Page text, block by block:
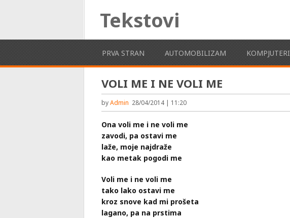
Tekstovi
PRVA STRAN AUTOMOBILIZAM KOMPJUTERI
VOLI ME I NE VOLI ME
byAdmin 28/04/2014 | 11:20
Ona voli me i ne voli me
zavodi, pa ostavi me
laže, moje najdraže
kao metak pogodi me
Voli me i ne voli me
tako lako ostavi me
kroz snove kad mi prošeta
lagano, pa na prstima